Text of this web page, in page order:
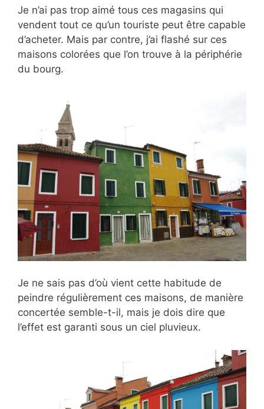
Je n’ai pas trop aimé tous ces magasins qui
vendent tout ce qu’un touriste peut être capable
d’acheter. Mais par contre, j’ai flashé sur ces
maisons colorées que l’on trouve à la périphérie
du bourg.
Je ne sais pas d’où vient cette habitude de
peindre régulièrement ces maisons, de manière
concertée semble-t-il, mais je dois dire que
l’effet est garanti sous un ciel pluvieux.